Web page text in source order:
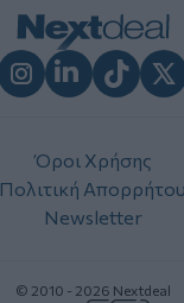
Όροι Χρήσης
Πολιτική Απορρήτου
Newsletter
© 2010 - 2026 Nextdeal